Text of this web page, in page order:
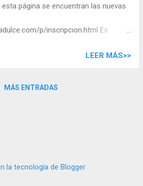
página se encuentran las nuevas
p/inscripcion.html Es
mediante ingreso en cuenta,LEER MÁS>>
MÁS ENTRADAS
la tecnología de Blogger